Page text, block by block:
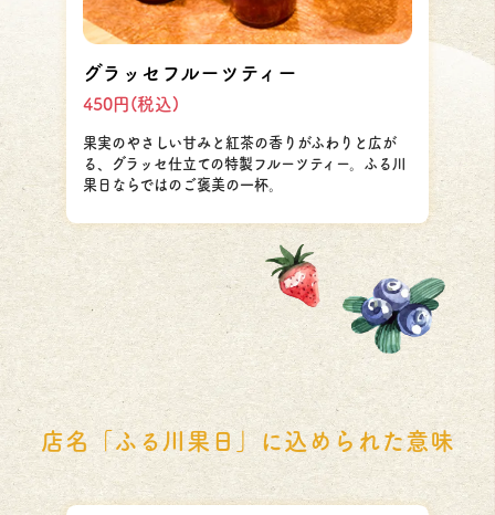
グラッセフルーツティー
450円(税込)
果実のやさしい甘みと紅茶の香りがふわりと広が
る、グラッセ仕立ての特製フルーツティー。ふる川
果日ならではのご褒美の一杯。
店名「ふる川果日」に込められた意味